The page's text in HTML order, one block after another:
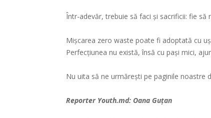
Într-adevăr, trebuie să faci și sacrificii: fie
Mișcarea zero waste poate fi adoptată cu
Perfecțiunea nu există, însă cu pași mici,
Nu uita să ne urmărești pe paginile noastre
Reporter Youth.md: Oana Guțan